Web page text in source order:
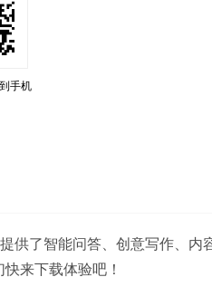
手机
供了智能问答、创意写作、内
来下载体验吧！